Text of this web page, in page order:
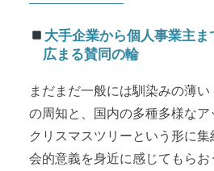
大手企業から個人事業主ま
広まる賛同の輪
まだまだ一般には馴染みの薄い
の周知と、国内の多種多様な
クリスマスツリーという形に
会的意義を身近に感じてもら